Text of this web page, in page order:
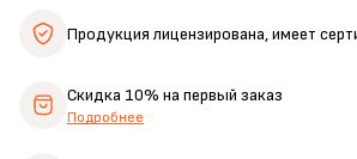
Продукция лицензирована,имеет
Скидка 10% на первый заказ
Подробнее